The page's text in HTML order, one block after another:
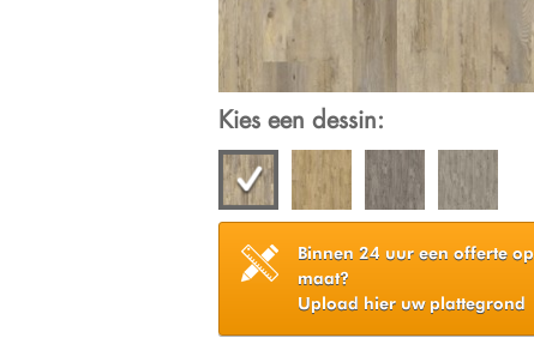
Kies een dessin:
Binnen 24 uur een offerte op
maat?
Upload hier uw plattegrond